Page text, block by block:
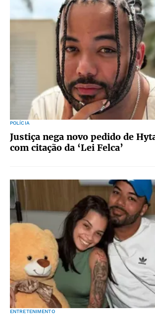
POLÍCIA
Justiça nega novo pedido de
com citação da ‘Lei Felca’
ENTRETENIMENTO